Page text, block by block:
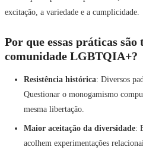
excitação, a variedade e a cumplicidade.
Por que essas práticas são
comunidade LGBTQIA+?
Resistência histórica: Diversos
Questionar o monogamismo
mesma libertação.
Maior aceitação da diversidade:
acolhem experimentações